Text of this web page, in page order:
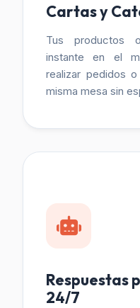
Cartas y
Tus productos
instante en el
realizar pedidos
misma mesa sin
Respuestas
24/7